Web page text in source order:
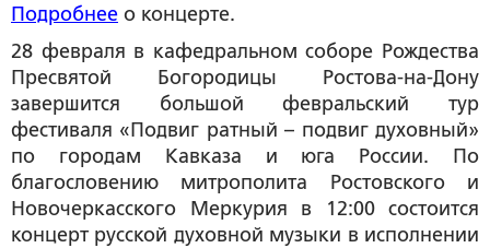
Подробнее о концерте.
28 февраля в кафедральном соборе Рождества
Пресвятой Богородицы Ростова-на-Дону
завершится большой февральский тур
фестиваля «Подвиг ратный – подвиг духовный»
по городам Кавказа и юга России. По
благословению митрополита Ростовского и
Новочеркасского Меркурия в 12:00 состоится
концерт русской духовной музыки в исполнении